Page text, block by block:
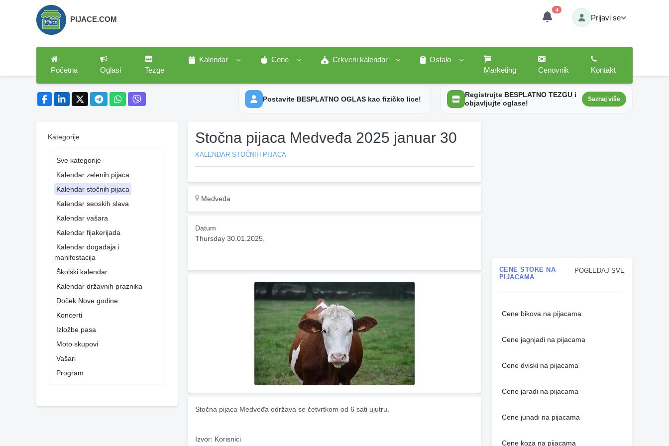
PIJACE.COM
4
Prijavi se
Početna Oglasi Tezge
Kalendar Cene Crkveni kalendar
Ostalo
Marketing
Cenovnik Kontakt
Postavite BESPLATNO OGLAS kao fizičko lice!
Registrujte BESPLATNO TEZGU i
objavljujte oglase!
Saznaj više
Kategorije
Sve kategorije
Kalendar zelenih pijaca
Kalendar stočnih pijaca
Kalendar seoskih slava
Kalendar vašara
Kalendar fijakerijada
Kalendar događaja i
manifestacija
Školski kalendar
Kalendar državnih praznika
Doček Nove godine
Koncerti
Izložbe pasa
Moto skupovi
Vašari
Program
Stočna pijaca Medveđa 2025 januar 30
KALENDAR STOČNIH PIJACA
Medveđa
Datum
Thursday 30.01.2025.
Stočna pijaca Medveđa održava se četvrtkom od 6 sati ujutru.
Izvor: Korisnici
POGLEDAJ SVE
CENE STOKE NA
PIJACAMA
Cene bikova na pijacama
Cene jagnjadi na pijacama
Cene dviski na pijacama
Cene jaradi na pijacama
Cene junadi na pijacama
Cene koza na pijacama